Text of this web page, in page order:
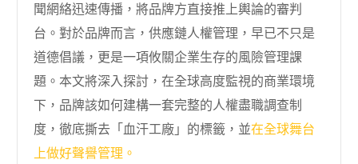
聞網絡迅速傳播，將品牌方直接推上輿論的審判
台。對於品牌而言，供應鏈人權管理，早已不只是
道德倡議，更是一項攸關企業生存的風險管理課
題。本文將深入探討，在全球高度監視的商業環境
下，品牌該如何建構一套完整的人權盡職調查制
度，徹底撕去「血汗工廠」的標籤，並在全球舞台
上做好聲譽管理。